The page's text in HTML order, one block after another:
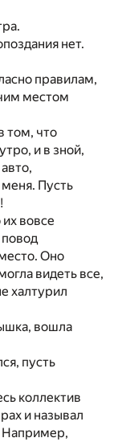
нет.
правилам,
местом
том, что
и в зной,
Пусть
вовсе
Оно
видеть все,
халтурил
вошла
пусть
коллектив
и называл